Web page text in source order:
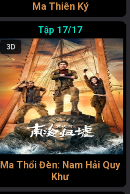
Ma Thiên Ký
17/17
3D
Ma Thổi Đèn: Nam Hải Quy
Khư